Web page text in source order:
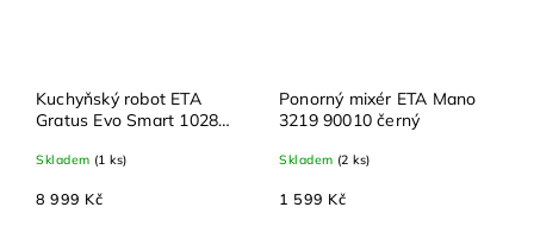
Kuchyňský robot ETA
Gratus Evo Smart 1028
nerezová mísa 5,5 l, 8
Skladem (1 ks)
8 999 Kč
Ponorný mixér ETA Mano
3219 90010 černý
Skladem (2 ks)
1 599 Kč